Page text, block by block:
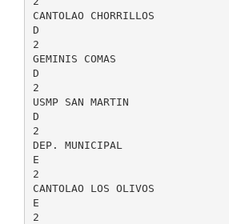
CANTOLAO CHORRILLOS
D
2
GEMINIS COMAS
D
2
USMP SAN MARTIN
D
2
DEP. MUNICIPAL
E
2
CANTOLAO LOS OLIVOS
E
2